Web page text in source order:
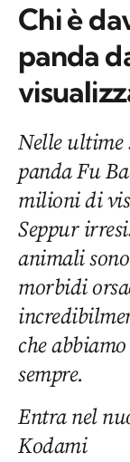
Chi è
panda
Nelle ultime
panda Fu
milioni di
Seppur
animali
morbidi
che
sempre.
Entra nel
Kodami